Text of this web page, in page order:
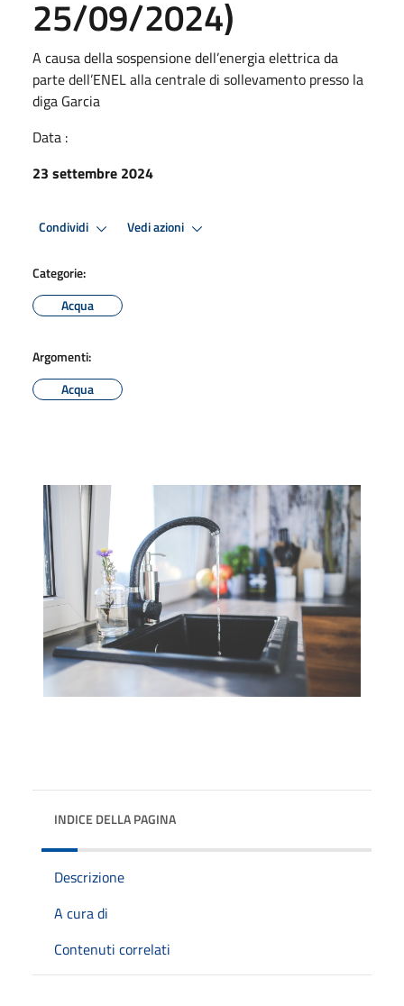
25/09/2024)
A causa della sospensione dell’energia elettrica da
parte dell’ENEL alla centrale di sollevamento presso la
diga Garcia
Data :
23 settembre 2024
Condividi Vedi azioni
Categorie:
Acqua
Argomenti:
Acqua
INDICE DELLA PAGINA
Descrizione
A cura di
Contenuti correlati